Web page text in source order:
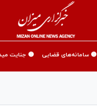
🟡 سامانه‌های قضایی 🟡 جنایت